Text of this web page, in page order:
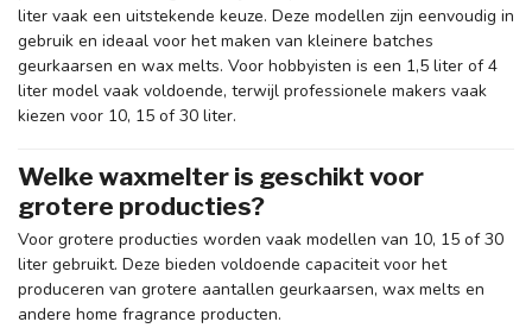
liter vaak een uitstekende keuze. Deze modellen zijn eenvoudig in
gebruik en ideaal voor het maken van kleinere batches
geurkaarsen en wax melts. Voor hobbyisten is een 1,5 liter of 4
liter model vaak voldoende, terwijl professionele makers vaak
kiezen voor 10, 15 of 30 liter.
Welke waxmelter is geschikt voor
grotere producties?
Voor grotere producties worden vaak modellen van 10, 15 of 30
liter gebruikt. Deze bieden voldoende capaciteit voor het
produceren van grotere aantallen geurkaarsen, wax melts en
andere home fragrance producten.